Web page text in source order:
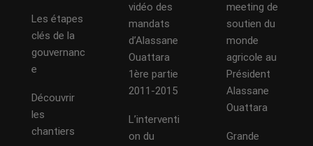
Les étapes
clés de la
gouvernanc
e
Découvrir
les
chantiers
vidéo des
mandats
d’Alassane
Ouattara
1ère partie
2011-2015
L’interventi
on du
meeting de
soutien du
monde
agricole au
Président
Alassane
Ouattara
Grande